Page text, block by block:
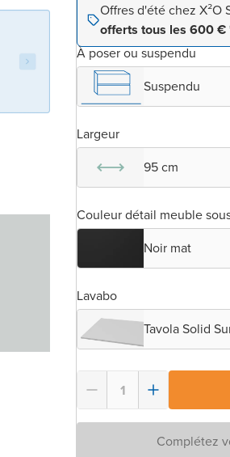
Offres d'été chez X²O
offerts tous les 600 €
À poser ou suspendu
Suspendu
Largeur
95 cm
Couleur détail meuble
Noir mat
Lavabo
Tavola Solid
Complétez